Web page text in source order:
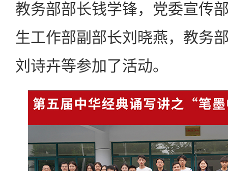
教务部部长钱学锋，党委宣传
生工作部副部长刘晓燕，教务
刘诗卉等参加了活动。